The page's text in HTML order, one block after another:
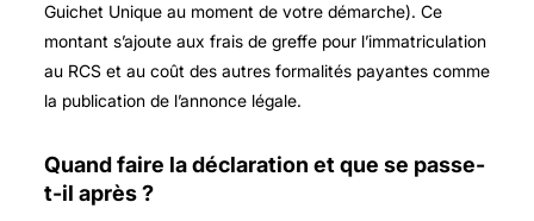
Guichet Unique au moment de votre démarche). Ce
montant s’ajoute aux frais de greffe pour l’immatriculation
au RCS et au coût des autres formalités payantes comme
la publication de l’annonce légale.
Quand faire la déclaration et que se passe-
t-il après ?